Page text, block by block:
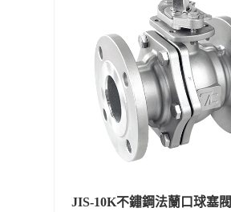
JIS-10K不鏽鋼法蘭口球塞閥